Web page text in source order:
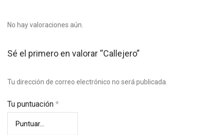
No hay valoraciones aún.
Sé el primero en valorar “Callejero”
Tu dirección de correo electrónico no será publicada.
Tu puntuación *